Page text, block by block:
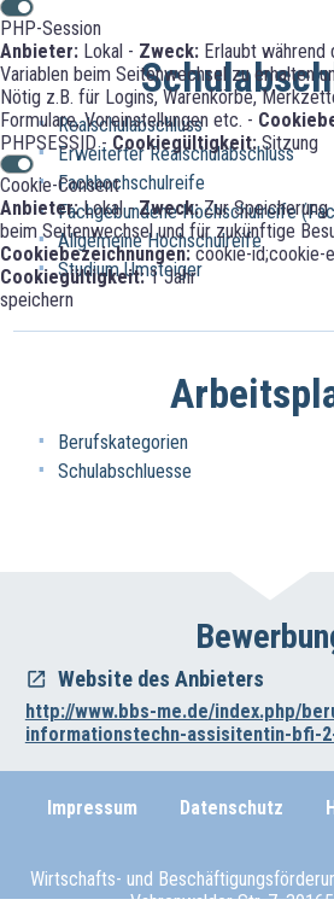
PHP-Session
Anbieter: Lokal - Zweck: Erlaubt
Variablen beim Seitenwechsel zu erhalten
Nötig z.B. für Logins, Warenkörbe,
Formulare, Voreinstellungen etc. -
PHPSESSID - Cookiegültigkeit:Sitzung
Cookie-Consent
Anbieter:Lokal -Zweck:Zur Speicherung
beim Seitenwechsel und für zukünftige
Cookiebezeichnungen:cookie-id;cookie-
Cookiegültigkeit:1 Jahr
speichern
Realschulabschluss
Erweiterter Realschulabschluss
Fachhochschulreife
Fachgebundene Hochschulreife
Allgemeine Hochschulreife
Studium Umsteiger
Berufskategorien
Schulabschluesse
Website des Anbieters
http://www.bbs-me.de/index.php/
informationstechn-assisitentin-bfi-
Impressum Datenschutz
Wirtschafts- und
Vahrenwalder Str. 7,